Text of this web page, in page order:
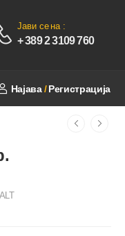
Јави се на :
+ 389 2 3109 760
Најава / Регистрација